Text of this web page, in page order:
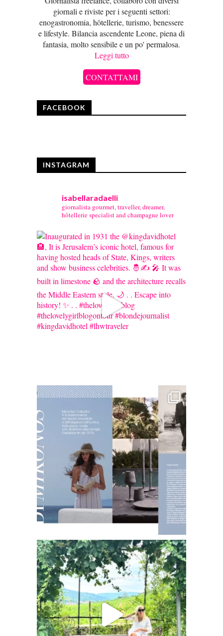
giornali e riviste per i seguenti settori:
enogastronomia, hôtellerie, turismo, benessere
e lifestyle. Bilancia ascendente Leone, piena di
fantasia, molto sensibile e un po' permalosa.
Leggi tutto
CONTATTAMI
FACEBOOK
INSTAGRAM
isabellaradaelli
giornalista gourmet, traveller, dreamer,
hôtellerie specialist and champagne lover